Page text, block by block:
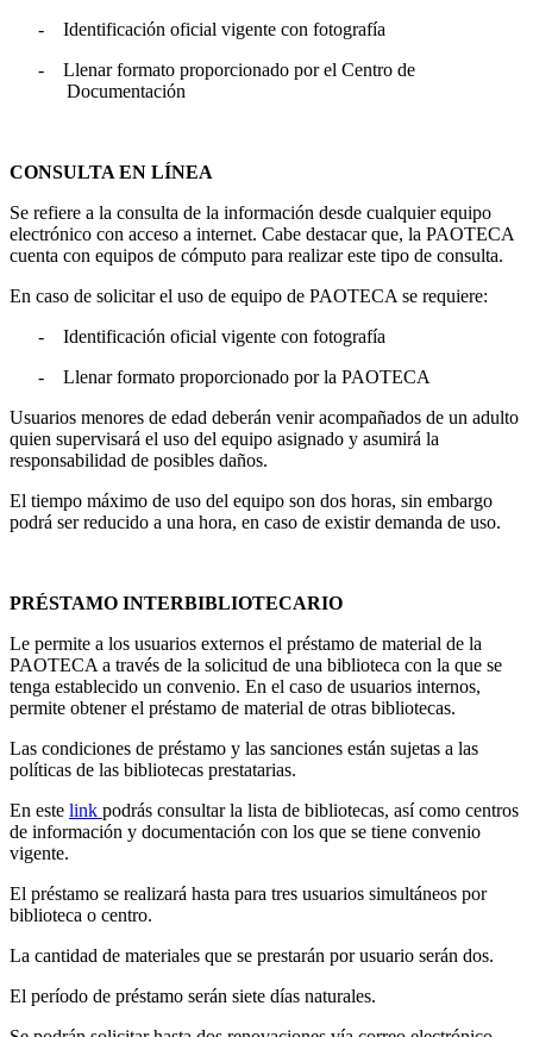
-
Identificación oficial vigente con fotografía
-
Llenar formato proporcionado por el Centro de
Documentación
CONSULTA EN LÍNEA
Se refiere a la consulta de la información desde cualquier equipo
electrónico con acceso a internet. Cabe destacar que, la PAOTECA
cuenta con equipos de cómputo para realizar este tipo de consulta.
En caso de solicitar el uso de equipo de PAOTECA se requiere:
-
Identificación oficial vigente con fotografía
-
Llenar formato proporcionado por la PAOTECA
Usuarios menores de edad deberán venir acompañados de un adulto
quien supervisará el uso del equipo asignado y asumirá la
responsabilidad de posibles daños.
El tiempo máximo de uso del equipo son dos horas, sin embargo
podrá ser reducido a una hora, en caso de existir demanda de uso.
PRÉSTAMO INTERBIBLIOTECARIO
Le permite a los usuarios externos el préstamo de material de la
PAOTECA a través de la solicitud de una biblioteca con la que se
tenga establecido un convenio. En el caso de usuarios internos,
permite obtener el préstamo de material de otras bibliotecas.
Las condiciones de préstamo y las sanciones están sujetas a las
políticas de las bibliotecas prestatarias.
En este link podrás consultar la lista de bibliotecas, así como centros
de información y documentación con los que se tiene convenio
vigente.
El préstamo se realizará hasta para tres usuarios simultáneos por
biblioteca o centro.
La cantidad de materiales que se prestarán por usuario serán dos.
El período de préstamo serán siete días naturales.